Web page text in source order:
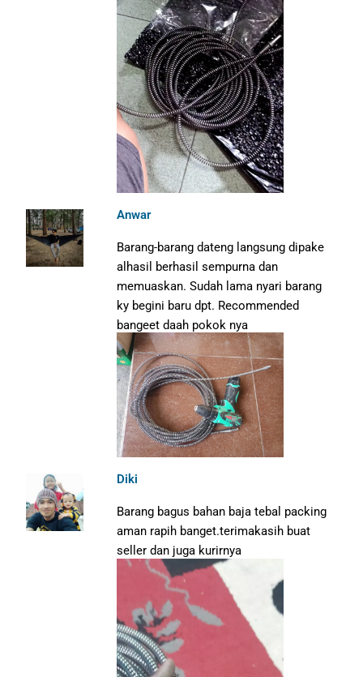
Anwar
Barang-barang dateng langsung dipake
alhasil berhasil sempurna dan
memuaskan. Sudah lama nyari barang
ky begini baru dpt. Recommended
bangeet daah pokok nya
Diki
Barang bagus bahan baja tebal packing
aman rapih banget.terimakasih buat
seller dan juga kurirnya